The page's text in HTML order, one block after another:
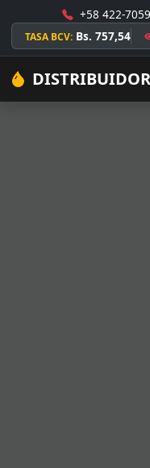
+58 422-
TASA BCV: Bs. 757,54